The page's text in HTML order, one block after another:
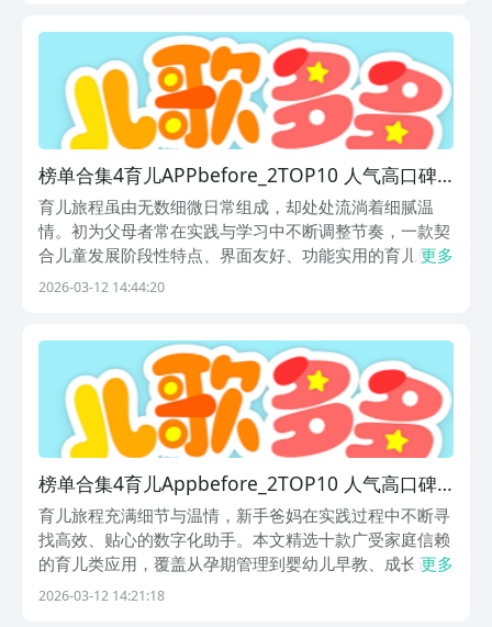
榜单合集4育儿APPbefore_2TOP10 人气高口碑
好的育儿类手机安卓APP分享
育儿旅程虽由无数细微日常组成，却处处流淌着细腻温
情。初为父母者常在实践与学习中不断调整节奏，一款契
合儿童发展阶段性特点、界面友好、功能实用的育儿类应
用，能有效缓解照护压力，提升家庭养育效率。本文精选
匹
更多
2026-03-12 14:44:20
榜单合集4育儿Appbefore_2TOP10 人气高口碑
好的育儿类手机安卓APP分享
育儿旅程充满细节与温情，新手爸妈在实践过程中不断寻
找高效、贴心的数字化助手。本文精选十款广受家庭信赖
的育儿类应用，覆盖从孕期管理到婴幼儿早教、成长记
录、科学喂养及胎教启蒙等核心场景。所有推荐产品均以
更多
2026-03-12 14:21:18